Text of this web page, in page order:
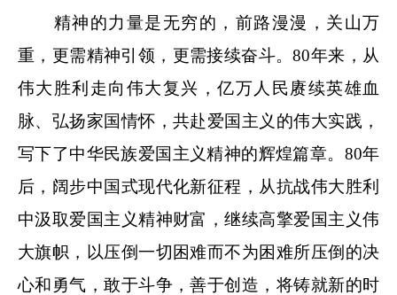
精神的力量是无穷的，前路漫漫，关山万
重，更需精神引领，更需接续奋斗。80年来，从
伟大胜利走向伟大复兴，亿万人民赓续英雄血
脉、弘扬家国情怀，共赴爱国主义的伟大实践，
写下了中华民族爱国主义精神的辉煌篇章。80年
后，阔步中国式现代化新征程，从抗战伟大胜利
中汲取爱国主义精神财富，继续高擎爱国主义伟
大旗帜，以压倒一切困难而不为困难所压倒的决
心和勇气，敢于斗争，善于创造，将铸就新的时